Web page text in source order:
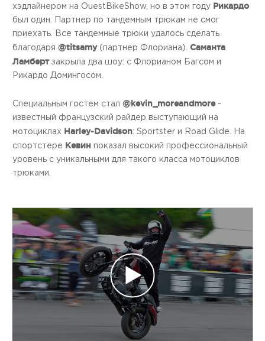
хэдлайнером на OuestBikeShow, но в этом году Рикардо
был один. Партнер по тандемным трюкам не смог
приехать. Все тандемные трюки удалось сделать
благодаря@titsamy(партнер Флориана). Саманта
Ламбертзакрыла два шоу: с Флорианом Багсом и
Рикардо Домингосом.
Специальным гостем стал@kevin_moreandmore-
известный французский райдер выступающий на
мотоциклах Harley-Davidson: Sportster и Road Glide. На
спортстере Кевин показал высокий профессиональный
уровень с уникальными для такого класса мотоциклов
трюками.